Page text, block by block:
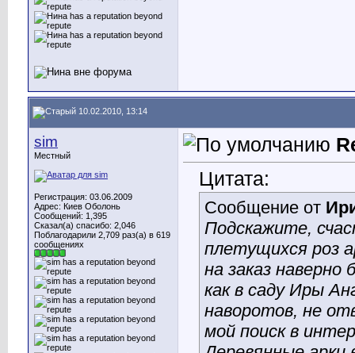
10.02.2010, 13:14
sim
Местный
Регистрация: 03.06.2009
Адрес: Киев Оболонь
Сообщений: 1,395
Сказал(а) спасибо: 2,046
Поблагодарили 2,709 раз(а) в 619
сообщениях
Цитата:
Сообщение от
Подскажите,
плетущихся роз
на заказ наверно
как в саду Иры
наворотов, не
мой поиск в